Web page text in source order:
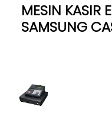
MESIN KASIR
SAMSUNG